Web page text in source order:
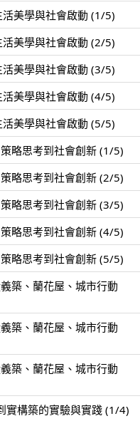
美學與社會啟動 (1/5)
美學與社會啟動 (2/5)
美學與社會啟動 (3/5)
美學與社會啟動 (4/5)
美學與社會啟動 (5/5)
略思考到社會創新 (1/5)
略思考到社會創新 (2/5)
略思考到社會創新 (3/5)
略思考到社會創新 (4/5)
略思考到社會創新 (5/5)
築、蘭花屋、城市行動
築、蘭花屋、城市行動
築、蘭花屋、城市行動
實構築的實驗與實踐 (1/4)